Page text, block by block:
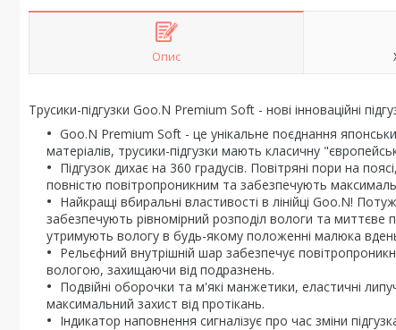
Опис
Трусики-підгузки Goo.N Premium Soft - нові інноваційні
Goo.N Premium Soft - це унікальне поєднання
матеріалів, трусики-підгузки мають класичну
Підгузок дихає на 360 градусів. Повітряні пори на
повністю повітропроникним та забезпечують
Найкращі вбиральні властивості в лінійці Goo.N!
забезпечують рівномірний розподіл вологи та миттєве
утримують вологу в будь-якому положенні малюка
Рельєфний внутрішній шар забезпечує
вологою, захищаючи від подразнень.
Подвійні оборочки та м'які манжетики, еластичні
максимальний захист від протікань.
Індикатор наповнення сигналізує про час зміни